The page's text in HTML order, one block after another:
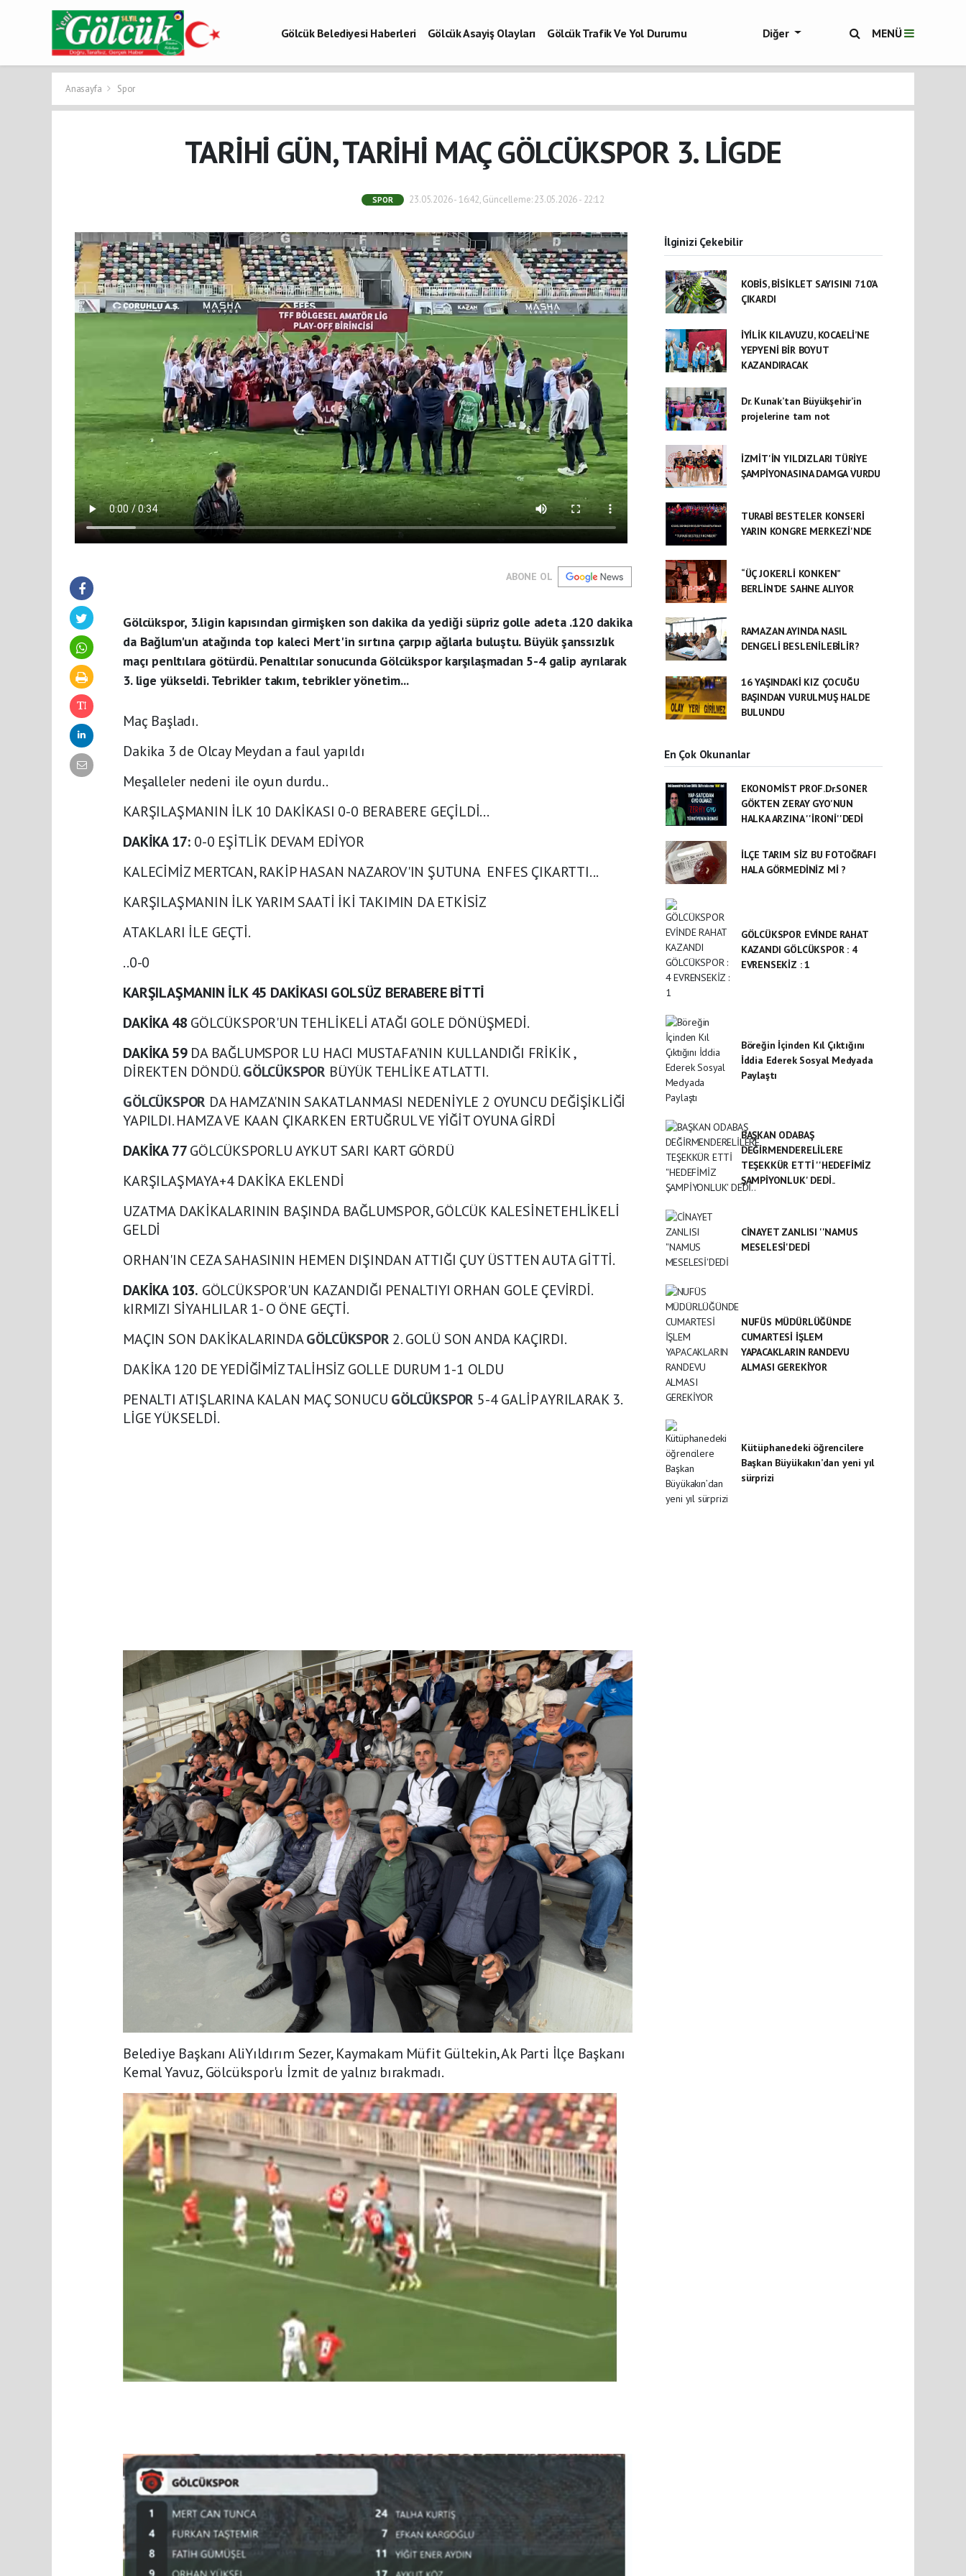
Gölcük Belediyesi Haberleri Gölcük Asayiş Olayları
Gölcük Trafik Ve Yol Durumu
Diğer MENÜ
Anasayfa Spor
TARİHİ GÜN, TARİHİ MAÇ GÖLCÜKSPOR 3. LİGDE
SPOR 23.05.2026 - 16:42, Güncelleme: 23.05.2026 - 22:12
ABONE OL
Gölcükspor, 3.ligin kapısından girmişken son dakika da yediği süpriz golle adeta .120 dakika
da Bağlum'un atağında top kaleci Mert'in sırtına çarpıp ağlarla buluştu. Büyük şanssızlık
maçı penltılara götürdü. Penaltılar sonucunda Gölcükspor karşılaşmadan 5-4 galip ayrılarak
3. lige yükseldi. Tebrikler takım, tebrikler yönetim...
Maç Başladı.
Dakika 3 de Olcay Meydan a faul yapıldı
Meşalleler nedeni ile oyun durdu..
KARŞILAŞMANIN İLK 10 DAKİKASI 0-0 BERABERE GEÇİLDİ...
DAKİKA 17: 0-0 EŞİTLİK DEVAM EDİYOR
KALECİMİZ MERTCAN, RAKİP HASAN NAZAROV'IN ŞUTUNA ENFES ÇIKARTTI...
KARŞILAŞMANIN İLK YARIM SAATİ İKİ TAKIMIN DA ETKİSİZ
ATAKLARI İLE GEÇTİ.
..0-0
KARŞILAŞMANIN İLK 45 DAKİKASI GOLSÜZ BERABERE BİTTİ
DAKİKA 48 GÖLCÜKSPOR'UN TEHLİKELİ ATAĞI GOLE DÖNÜŞMEDİ.
DAKİKA 59DA BAĞLUMSPOR LU HACI MUSTAFA'NIN KULLANDIĞI FRİKİK ,
DİREKTEN DÖNDÜ.GÖLCÜKSPOR BÜYÜK TEHLİKE ATLATTI.
GÖLCÜKSPOR DA HAMZA'NIN SAKATLANMASI NEDENİYLE 2 OYUNCU DEĞİŞİKLİĞİ
YAPILDI. HAMZA VE KAAN ÇIKARKEN ERTUĞRUL VE YİĞİT OYUNA GİRDİ
DAKİKA 77GÖLCÜKSPORLU AYKUT SARI KART GÖRDÜ
KARŞILAŞMAYA+4 DAKİKA EKLENDİ
UZATMA DAKİKALARININ BAŞINDA BAĞLUMSPOR, GÖLCÜK KALESİNETEHLİKELİ
GELDİ
ORHAN'IN CEZA SAHASININ HEMEN DIŞINDAN ATTIĞI ÇUY ÜSTTEN AUTA GİTTİ.
DAKİKA 103. GÖLCÜKSPOR'UN KAZANDIĞI PENALTIYI ORHAN GOLE ÇEVİRDİ.
kIRMIZI SİYAHLILAR 1- O ÖNE GEÇTİ.
MAÇIN SON DAKİKALARINDAGÖLCÜKSPOR 2. GOLÜ SON ANDA KAÇIRDI.
DAKİKA 120 DE YEDİĞİMİZ TALİHSİZ GOLLE DURUM 1-1 OLDU
PENALTI ATIŞLARINA KALAN MAÇ SONUCU GÖLCÜKSPOR 5-4 GALİP AYRILARAK 3.
LİGE YÜKSELDİ.
Belediye Başkanı AliYıldırım Sezer, Kaymakam Müfit Gültekin, Ak Parti İlçe Başkanı
Kemal Yavuz, Gölcükspor'u İzmit de yalnız bırakmadı.
İlginizi Çekebilir
KOBİS, BİSİKLET SAYISINI 710’A
ÇIKARDI
İYİLİK KILAVUZU, KOCAELİ’NE
YEPYENİ BİR BOYUT
KAZANDIRACAK
Dr. Kunak’tan Büyükşehir’in
projelerine tam not
İZMİT'İN YILDIZLARI TÜRİYE
ŞAMPİYONASINA DAMGA VURDU
TURABİ BESTELER KONSERİ
YARIN KONGRE MERKEZİ'NDE
“ÜÇ JOKERLİ KONKEN”
BERLİN’DE SAHNE ALIYOR
RAMAZAN AYINDA NASIL
DENGELİ BESLENİLEBİLİR?
16 YAŞINDAKİ KIZ ÇOCUĞU
BAŞINDAN VURULMUŞ HALDE
BULUNDU
En Çok Okunanlar
EKONOMİST PROF.Dr.SONER
GÖKTEN ZERAY GYO'NUN
HALKA ARZINA ''İRONİ''DEDİ
İLÇE TARIM SİZ BU FOTOĞRAFI
HALA GÖRMEDİNİZ Mİ ?
GÖLCÜKSPOR EVİNDE RAHAT
KAZANDI GÖLCÜKSPOR : 4
EVRENSEKİZ : 1
Böreğin İçinden Kıl Çıktığını
İddia Ederek Sosyal Medyada
Paylaştı
BAŞKAN ODABAŞ
DEĞİRMENDERELİLERE
TEŞEKKÜR ETTİ ''HEDEFİMİZ
ŞAMPİYONLUK' DEDİ..
CİNAYET ZANLISI ''NAMUS
MESELESİ'DEDİ
NUFÜS MÜDÜRLÜĞÜNDE
CUMARTESİ İŞLEM
YAPACAKLARIN RANDEVU
ALMASI GEREKİYOR
Kütüphanedeki öğrencilere
Başkan Büyükakın’dan yeni yıl
sürprizi